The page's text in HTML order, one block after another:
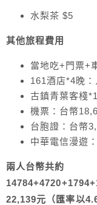
水梨茶 $5
其他旅程費用
當地吃+門票+
161酒店*4晚：
古鎮青葉客棧
機票：台幣
台胞證：台幣
中華電信漫遊
兩人台幣共約
22,139元（匯率以